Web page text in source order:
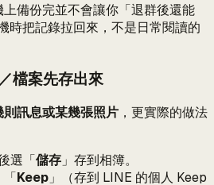
備份完並不會讓你「退群後還能
時把記錄拉回來，不是日常閱讀的
檔案先存出來
則訊息或某幾張照片 ，更實際的做法
選「儲存」存到相簿。
「Keep」（存到 LINE 的個人 Keep